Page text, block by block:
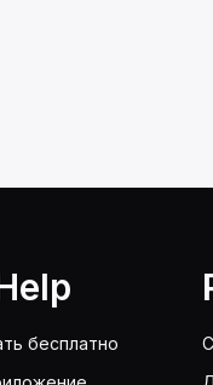
бесплатно